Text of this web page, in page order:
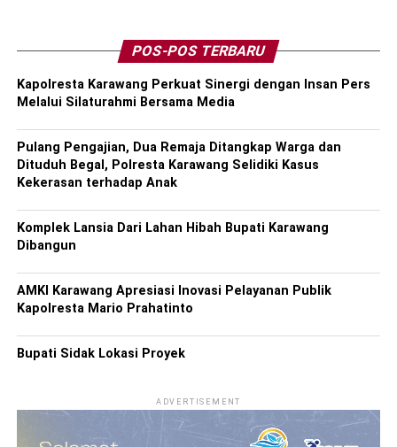
POS-POS TERBARU
Kapolresta Karawang Perkuat Sinergi dengan Insan Pers
Melalui Silaturahmi Bersama Media
Pulang Pengajian, Dua Remaja Ditangkap Warga dan
Dituduh Begal, Polresta Karawang Selidiki Kasus
Kekerasan terhadap Anak
Komplek Lansia Dari Lahan Hibah Bupati Karawang
Dibangun
AMKI Karawang Apresiasi Inovasi Pelayanan Publik
Kapolresta Mario Prahatinto
Bupati Sidak Lokasi Proyek
ADVERTISEMENT